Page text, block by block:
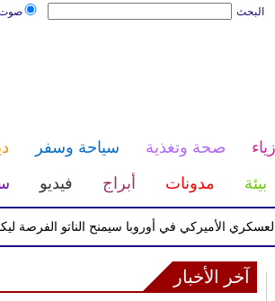
صوت البحث
أزياء صحة وتغذية سياحة وسفر
بيئة مدونات أبراج فيديو
الأميركي في أوروبا سيمنح الناتو الفرصة ليكون
آخر الأخبار